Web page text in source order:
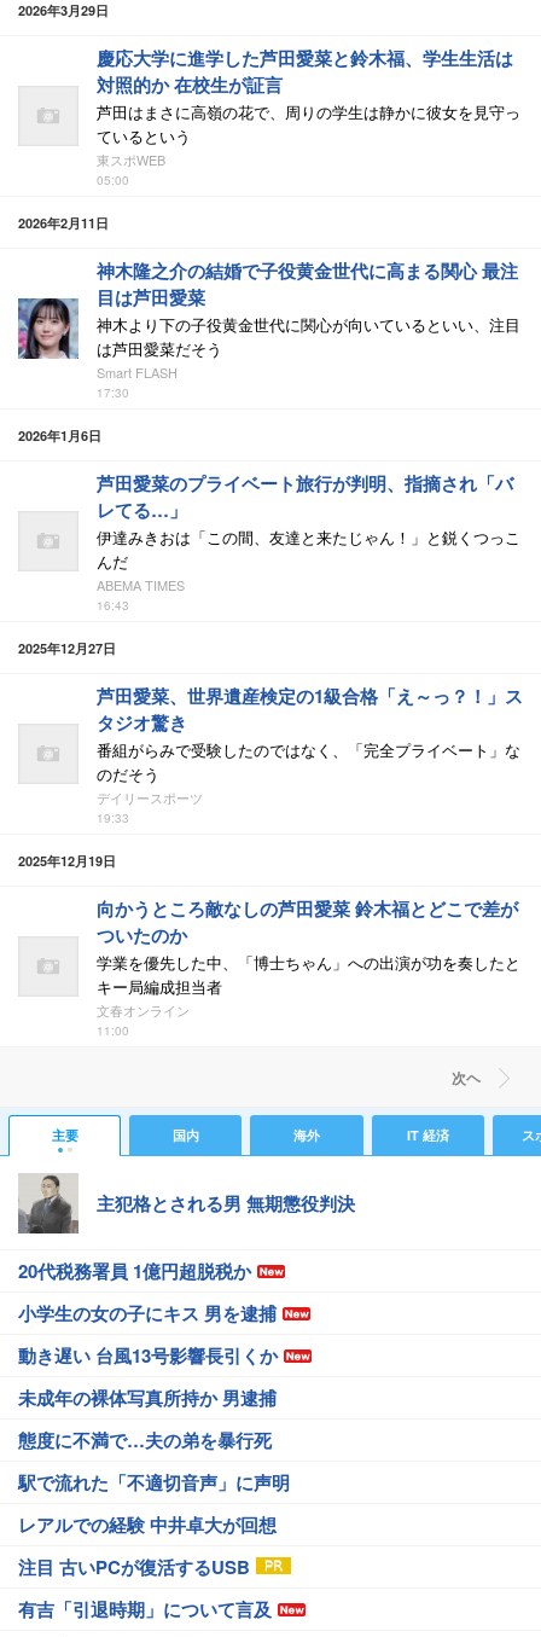
2026年3月29日
慶応大学に進学した芦田愛菜と鈴木福、学生生活は
対照的か 在校生が証言
芦田はまさに高嶺の花で、周りの学生は静かに彼女を見守っ
ているという
東スポWEB
05:00
2026年2月11日
神木隆之介の結婚で子役黄金世代に高まる関心 最注
目は芦田愛菜
神木より下の子役黄金世代に関心が向いているといい、注目
は芦田愛菜だそう
Smart FLASH
17:30
2026年1月6日
芦田愛菜のプライベート旅行が判明、指摘され「バ
レてる…」
伊達みきおは「この間、友達と来たじゃん！」と鋭くつっこ
んだ
ABEMA TIMES
16:43
2025年12月27日
芦田愛菜、世界遺産検定の1級合格「え～っ？！」ス
タジオ驚き
番組がらみで受験したのではなく、「完全プライベート」な
のだそう
デイリースポーツ
19:33
2025年12月19日
向かうところ敵なしの芦田愛菜 鈴木福とどこで差が
ついたのか
学業を優先した中、「博士ちゃん」への出演が功を奏したと
キー局編成担当者
文春オンライン
11:00
次ヘ
主要 国内 海外 IT 経済 ス
主犯格とされる男 無期懲役判決
20代税務署員 1億円超脱税か
小学生の女の子にキス 男を逮捕
動き遅い 台風13号影響長引くか
未成年の裸体写真所持か 男逮捕
態度に不満で…夫の弟を暴行死
駅で流れた「不適切音声」に声明
レアルでの経験 中井卓大が回想
注目 古いPCが復活するUSB
有吉「引退時期」について言及